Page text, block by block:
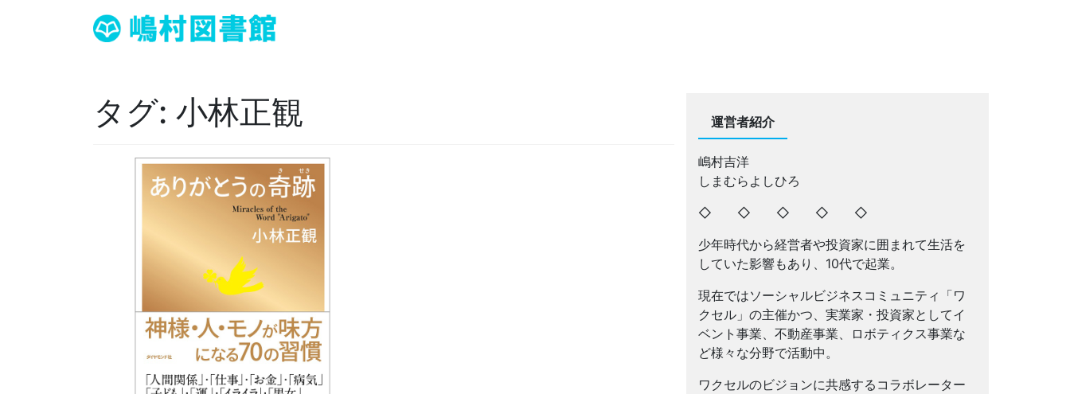
タグ: 小林正観 運営者紹介
嶋村吉洋
しまむらよしひろ
◇ ◇ ◇ ◇ ◇
少年時代から経営者や投資家に囲まれて生活を
していた影響もあり、10代で起業。
現在ではソーシャルビジネスコミュニティ「ワ
クセル」の主催かつ、実業家・投資家としてイ
ベント事業、不動産事業、ロボティクス事業な
ど様々な分野で活動中。
ワクセルのビジョンに共感するコラボレーター